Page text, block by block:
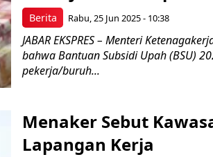
Berita Rabu, 25 Jun 2025 - 10:38
JABAR EKSPRES – Menteri
bahwa Bantuan Subsidi Upah (BSU)
pekerja/buruh...
Menaker Sebut
Lapangan Kerja